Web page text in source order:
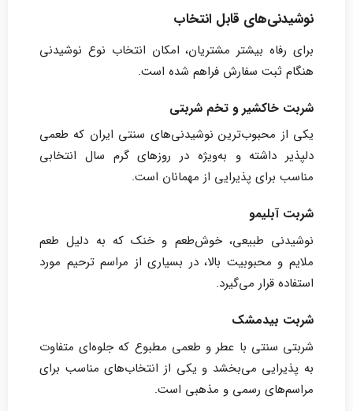
نوشیدنی‌های قابل انتخاب
برای رفاه بیشتر مشتریان، امکان انتخاب نوع نوشیدنی
هنگام ثبت سفارش فراهم شده است.
شربت خاکشیر و تخم شربتی
یکی از محبوب‌ترین نوشیدنی‌های سنتی ایران که طعمی
دلپذیر داشته و به‌ویژه در روزهای گرم سال انتخابی
مناسب برای پذیرایی از مهمانان است.
شربت آبلیمو
نوشیدنی طبیعی، خوش‌طعم و خنک که به دلیل طعم
ملایم و محبوبیت بالا، در بسیاری از مراسم ترحیم مورد
استفاده قرار می‌گیرد.
شربت بیدمشک
شربتی سنتی با عطر و طعمی مطبوع که جلوه‌ای متفاوت
به پذیرایی می‌بخشد و یکی از انتخاب‌های مناسب برای
مراسم‌های رسمی و مذهبی است.